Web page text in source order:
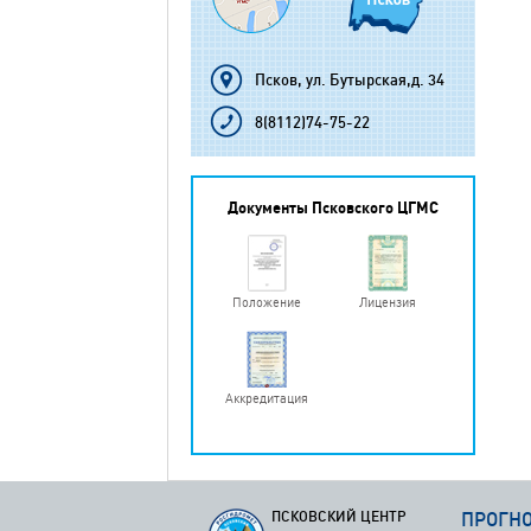
Псков, ул. Бутырская,д. 34
8(8112)74-75-22
Документы Псковского ЦГМС
Положение Лицензия
Аккредитация
ПСКОВСКИЙ ЦЕНТР